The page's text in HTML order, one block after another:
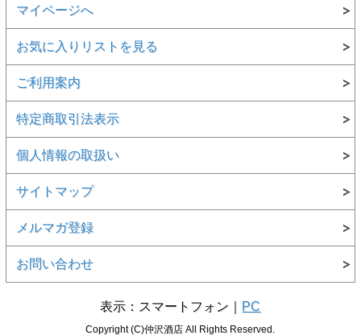
マイページへ
お気に入りリストを見る
ご利用案内
特定商取引法表示
個人情報の取扱い
サイトマップ
メルマガ登録
お問い合わせ
表示：スマートフォン｜ PC
Copyright (C)仲沢酒店 All Rights Reserved.